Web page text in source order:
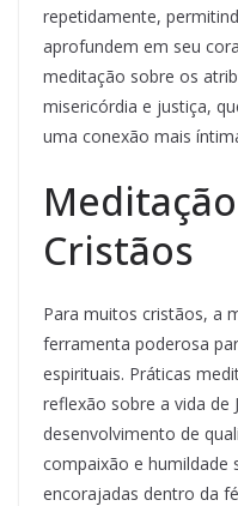
repetidamente,
aprofundem em seu
meditação sobre os
misericórdia e justiça,
uma conexão mais
Cristãos
Para muitos cristãos, a
ferramenta poderosa
espirituais. Práticas
reflexão sobre a vida de
desenvolvimento de
compaixão e humildade
encorajadas dentro da